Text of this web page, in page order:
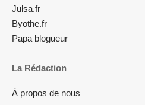
Julsa.fr
Byothe.fr
Papa blogueur
La Rédaction
À propos de nous